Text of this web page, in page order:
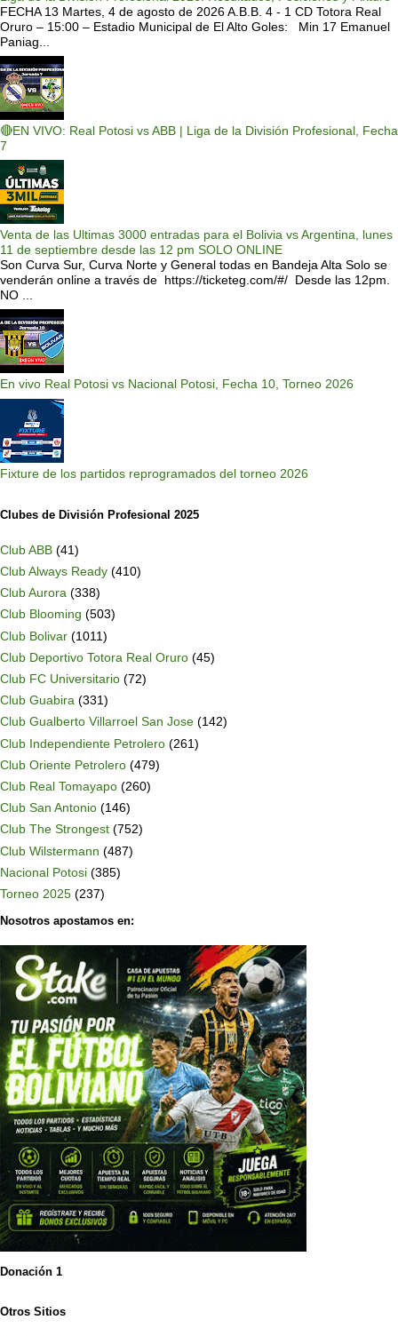
FECHA 13 Martes, 4 de agosto de 2026 A.B.B. 4 - 1 CD Totora Real
Oruro – 15:00 – Estadio Municipal de El Alto Goles: Min 17 Emanuel
Paniag...
🔴EN VIVO: Real Potosi vs ABB | Liga de la División Profesional, Fecha
7
Venta de las Ultimas 3000 entradas para el Bolivia vs Argentina, lunes
11 de septiembre desde las 12 pm SOLO ONLINE
Son Curva Sur, Curva Norte y General todas en Bandeja Alta Solo se
venderán online a través de https://ticketeg.com/#/ Desde las 12pm.
NO ...
En vivo Real Potosi vs Nacional Potosi, Fecha 10, Torneo 2026
Fixture de los partidos reprogramados del torneo 2026
Clubes de División Profesional 2025
Club ABB (41)
Club Always Ready (410)
Club Aurora (338)
Club Blooming (503)
Club Bolivar (1011)
Club Deportivo Totora Real Oruro (45)
Club FC Universitario (72)
Club Guabira (331)
Club Gualberto Villarroel San Jose (142)
Club Independiente Petrolero (261)
Club Oriente Petrolero (479)
Club Real Tomayapo (260)
Club San Antonio (146)
Club The Strongest (752)
Club Wilstermann (487)
Nacional Potosi (385)
Torneo 2025 (237)
Nosotros apostamos en:
Donación 1
Otros Sitios